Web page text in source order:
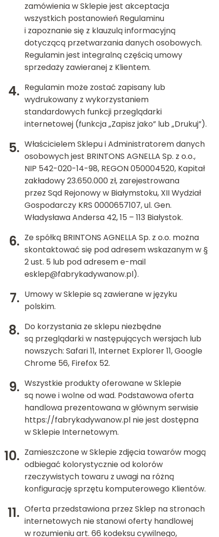
zamówienia w Sklepie jest akceptacja
wszystkich postanowień Regulaminu
i zapoznanie się z klauzulą informacyjną
dotyczącą przetwarzania danych osobowych.
Regulamin jest integralną częścią umowy
sprzedaży zawieranej z Klientem.
Regulamin może zostać zapisany lub
wydrukowany z wykorzystaniem
standardowych funkcji przeglądarki
internetowej (funkcja „Zapisz jako” lub „Drukuj”).
Właścicielem Sklepu i Administratorem danych
osobowych jest BRINTONS AGNELLA Sp. z o.o.,
NIP 542-020-14-98, REGON 050004520, Kapitał
zakładowy 23.650.000 zł, zarejestrowana
przez Sąd Rejonowy w Białymstoku, XII Wydział
Gospodarczy KRS 0000657107, ul. Gen.
Władysława Andersa 42, 15 – 113 Białystok.
Ze spółką BRINTONS AGNELLA Sp. z o.o. można
skontaktować się pod adresem wskazanym w §
2 ust. 5 lub pod adresem e-mail
esklep@fabrykadywanow.pl).
Umowy w Sklepie są zawierane w języku
polskim.
Do korzystania ze sklepu niezbędne
są przeglądarki w następujących wersjach lub
nowszych: Safari 11, Internet Explorer 11, Google
Chrome 56, Firefox 52.
Wszystkie produkty oferowane w Sklepie
są nowe i wolne od wad. Podstawowa oferta
handlowa prezentowana w głównym serwisie
https://fabrykadywanow.plnie jest dostępna
w Sklepie Internetowym.
Zamieszczone w Sklepie zdjęcia towarów mogą
odbiegać kolorystycznie od kolorów
rzeczywistych towaru z uwagi na różną
konfigurację sprzętu komputerowego Klientów.
Oferta przedstawiona przez Sklep na stronach
internetowych nie stanowi oferty handlowej
w rozumieniu art. 66 kodeksu cywilnego,